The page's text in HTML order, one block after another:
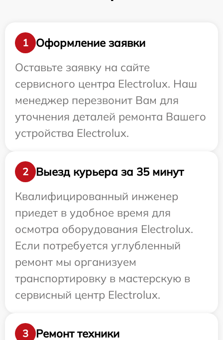
1
Оформление заявки
Оставьте заявку на сайте
сервисного центра Electrolux. Наш
менеджер перезвонит Вам для
уточнения деталей ремонта Вашего
устройства Electrolux.
2
Выезд курьера за 35 минут
Квалифицированный инженер
приедет в удобное время для
осмотра оборудования Electrolux.
Если потребуется углубленный
ремонт мы организуем
транспортировку в мастерскую в
сервисный центр Electrolux.
3 Ремонт техники